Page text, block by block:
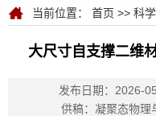
当前位置： 首页 >> 科
大尺寸自支撑二维
发布日期：2026-
供稿：凝聚态物